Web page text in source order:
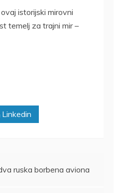
istorijski mirovni
temelj za trajni mir –
Linkedin
ruska borbena aviona